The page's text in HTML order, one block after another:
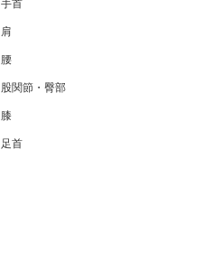
手首
肩
腰
股関節・臀部
膝
足首